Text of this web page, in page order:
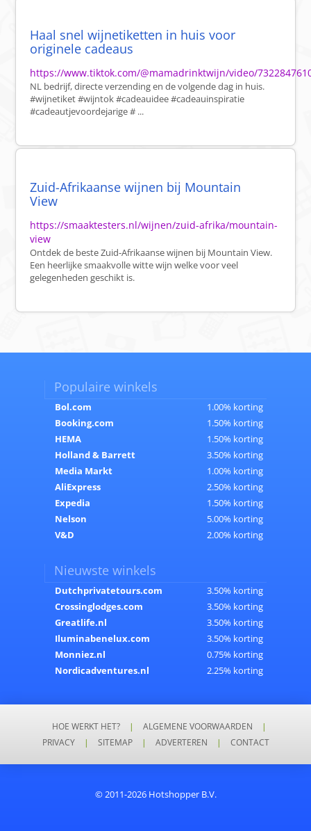
Haal snel wijnetiketten in huis voor
originele cadeaus
https://www.tiktok.com/@mamadrinktwijn/video/
NL bedrijf, directe verzending en de volgende dag in huis.
#wijnetiket #wijntok #cadeauidee #cadeauinspiratie
#cadeautjevoordejarige # ...
Zuid-Afrikaanse wijnen bij Mountain
View
https://smaaktesters.nl/wijnen/zuid-afrika/mountain-
view
Ontdek de beste Zuid-Afrikaanse wijnen bij Mountain View.
Een heerlijke smaakvolle witte wijn welke voor veel
gelegenheden geschikt is.
Populaire winkels
Bol.com
1.00% korting
Booking.com
1.50% korting
HEMA
1.50% korting
Holland & Barrett
3.50% korting
Media Markt
1.00% korting
AliExpress
2.50% korting
Expedia
1.50% korting
Nelson
5.00% korting
V&D
2.00% korting
Nieuwste winkels
Dutchprivatetours.com
3.50% korting
Crossinglodges.com
3.50% korting
Greatlife.nl
3.50% korting
Iluminabenelux.com
3.50% korting
Monniez.nl
0.75% korting
Nordicadventures.nl
2.25% korting
HOE WERKT HET? | ALGEMENE VOORWAARDEN
|
PRIVACY
| SITEMAP | ADVERTEREN | CONTACT
© 2011-2026 Hotshopper B.V.